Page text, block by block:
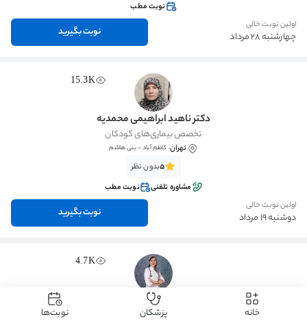
نوبت مطب
اولین نوبت خالی
چهارشنبه 28 مرداد نوبت بگیرید
15.3K
دکتر ناهید ابراهیمی محمدیه
تخصص بیماری‌های کودکان
تهران، کاظم آباد - بنی هاشم
5بدون نظر
مشاوره تلفنی
نوبت مطب
اولین نوبت خالی
دوشنبه 19 مرداد نوبت بگیرید
4.7K
دکتر آرام طبایی
تخصص بیماری‌های کودکان خانه پزشکان نوبت‌ها